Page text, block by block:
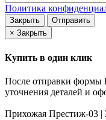
Политика
Закрыть
Отправить
× Закрыть
Купить в один клик
После отправки формы
уточнения деталей и
Прихожая Престиж-03